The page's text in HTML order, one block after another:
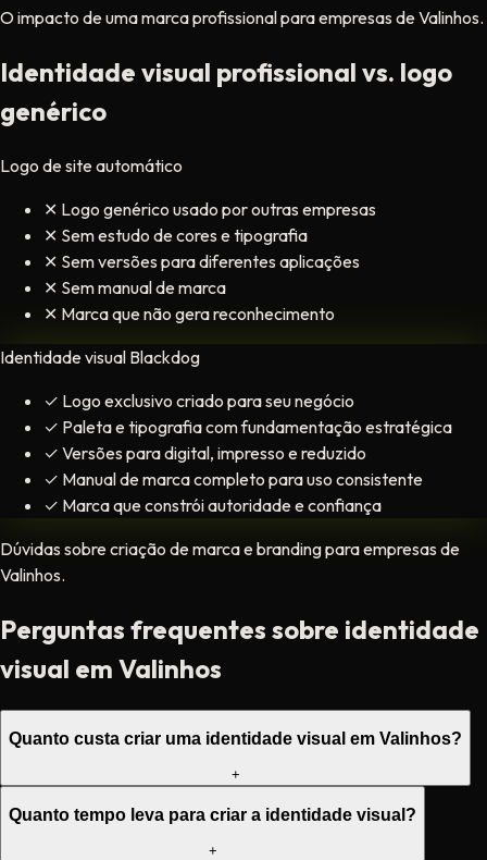
O impacto de uma marca profissional para empresas de Valinhos.
Identidade visual profissional vs. logo
genérico
Logo de site automático
✕ Logo genérico usado por outras empresas
✕ Sem estudo de cores e tipografia
✕ Sem versões para diferentes aplicações
✕ Sem manual de marca
✕ Marca que não gera reconhecimento
Identidade visual Blackdog
✓ Logo exclusivo criado para seu negócio
✓ Paleta e tipografia com fundamentação estratégica
✓ Versões para digital, impresso e reduzido
✓ Manual de marca completo para uso consistente
✓ Marca que constrói autoridade e confiança
Dúvidas sobre criação de marca e branding para empresas de
Valinhos.
Perguntas frequentes sobre identidade
visual em Valinhos
Quanto custa criar uma identidade visual em Valinhos?
+
Quanto tempo leva para criar a identidade visual?
+